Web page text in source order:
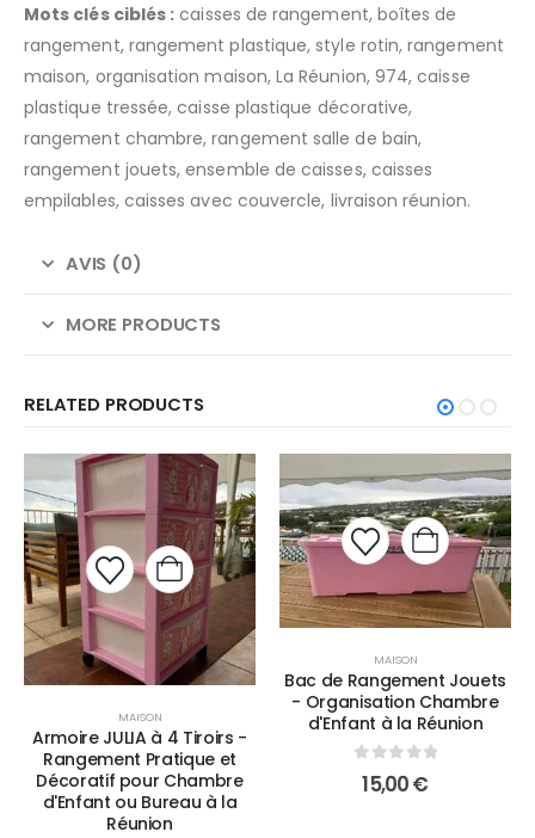
Mots clés ciblés : caisses de rangement, boîtes de
rangement, rangement plastique, style rotin, rangement
maison, organisation maison, La Réunion, 974, caisse
plastique tressée, caisse plastique décorative,
rangement chambre, rangement salle de bain,
rangement jouets, ensemble de caisses, caisses
empilables, caisses avec couvercle, livraison réunion.
AVIS (0)
MORE PRODUCTS
RELATED PRODUCTS
MAISON
Armoire JULIA à 4 Tiroirs -
Rangement Pratique et
Décoratif pour Chambre
d'Enfant ou Bureau à la
Réunion
MAISON
Bac de Rangement Jouets
- Organisation Chambre
d'Enfant à la Réunion
0sur 5
15,00€